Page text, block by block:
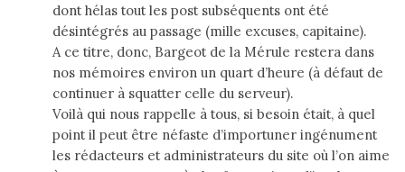
dont hélas tout les post subséquents ont été
désintégrés au passage (mille excuses, capitaine).
A ce titre, donc, Bargeot de la Mérule restera dans
nos mémoires environ un quart d’heure (à défaut de
continuer à squatter celle du serveur).
Voilà qui nous rappelle à tous, si besoin était, à quel
point il peut être néfaste d’importuner ingénument
les rédacteurs et administrateurs du site où l’on aime